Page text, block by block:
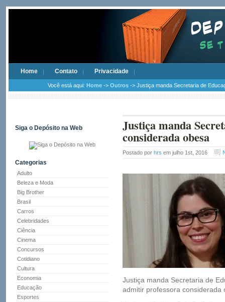
Home Contato Privacidade
Você está aqui: Home -> Outros -> Justiça manda Secretaria de
Siga o Depósito na Web
Categorias
Adulto
Beleza e Moda
Big Brother
Brasil
Carros
Celebridades
Ciência
Cinema
Concursos
Cotidiano
Cultura
Economia
Educação
Esportes
Justiça manda
considerada obesa
Postado por hrs em julho 1st, 2016
Justiça manda Secretaria de
admitir professora considerada